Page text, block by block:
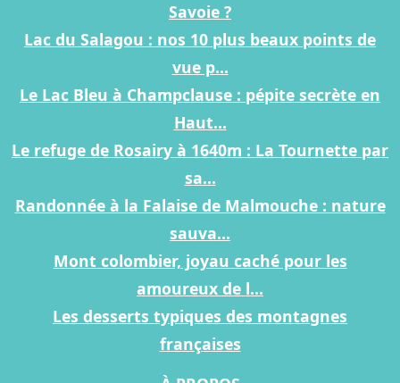
Savoie ?
Lac du Salagou : nos 10 plus beaux points de
vue p...
Le Lac Bleu à Champclause : pépite secrète en
Haut...
Le refuge de Rosairy à 1640m : La Tournette par
sa...
Randonnée à la Falaise de Malmouche : nature
sauva...
Mont colombier, joyau caché pour les
amoureux de l...
Les desserts typiques des montagnes
françaises